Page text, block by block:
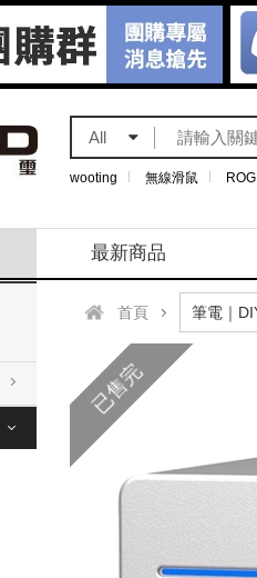
All
wooting 無線滑鼠 ROG
最新商品
首頁
已售完